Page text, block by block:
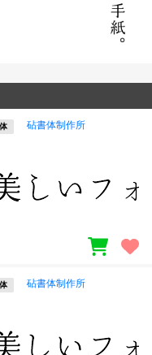
砧書体制作所
砧書体制作所